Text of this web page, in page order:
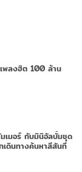
พลงฮิต 100 ล้าน
เมอร์ กับมินิอัลบั้มชุด
เดินทางค้นหาสีสันที่